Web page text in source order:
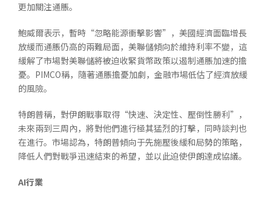
更加關注通脹。
鮑威爾表示，暫時“忽略能源衝擊影響”，美國經濟面臨增長
放緩而通脹仍高的兩難局面，美聯儲傾向於維持利率不變，這
緩解了市場對美聯儲將被迫收緊貨幣政策以遏制通脹加速的擔
憂。PIMCO稱，隨著通脹擔憂加劇，金融市場低估了經濟放緩
的風險。
特朗普稱，對伊朗戰事取得“快速、決定性、壓倒性勝利”，
未來兩到三周內，將對他們進行極其猛烈的打擊，同時談判也
在進行。市場認為，特朗普傾向于先施壓後緩和局勢的策略，
降低人們對戰爭迅速結束的希望，並以此迫使伊朗達成協議。
AI行業